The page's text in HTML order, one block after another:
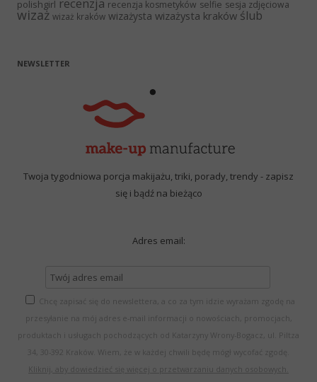
polishgirl recenzja kosmetyków selfie sesja zdjęciowa
wizaż wizaż kraków wizażysta wizażysta kraków ślub
NEWSLETTER
Twoja tygodniowa porcja makijażu, triki, porady, trendy - zapisz
się i bądź na bieżąco
Adres email:
Chcę zapisać się do newslettera, a co za tym idzie wyrażam zgodę na
przesyłanie na mój adres e-mail informacji o nowościach, promocjach,
produktach i usługach pochodzących od Katarzyny Wrony-Bogacz, ul. Piltza
34, 30-392 Kraków. Wiem, że w każdej chwili będę mógł wycofać zgodę.
Kliknij, aby dowiedzieć się więcej o przetwarzaniu danych osobowych.